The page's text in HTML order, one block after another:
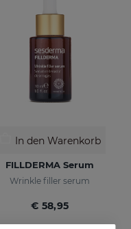
In den Warenkorb
FILLDERMA Serum
Wrinkle filler serum
€ 58,95